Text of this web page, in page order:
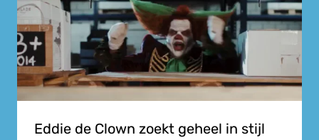
Eddie de Clown zoekt geheel in stijl